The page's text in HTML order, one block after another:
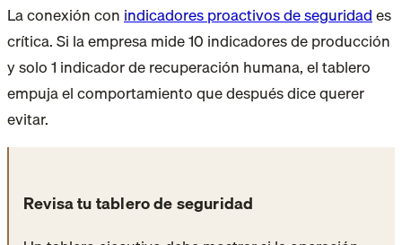
La conexión con indicadores proactivos de seguridades
crítica. Si la empresa mide 10 indicadores de producción
y solo 1 indicador de recuperación humana, el tablero
empuja el comportamiento que después dice querer
evitar.
Revisa tu tablero de seguridad